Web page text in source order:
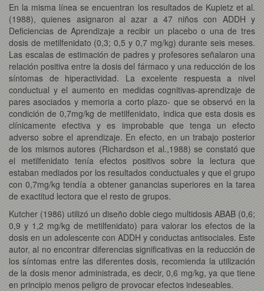
En la misma línea se encuentran los resultados de Kupietz et al.
(1988), quienes asignaron al azar a 47 niños con ADDH y
Deficiencias de Aprendizaje a recibir un placebo o una de tres
dosis de metilfenidato (0,3; 0,5 y 0,7 mg/kg) durante seis meses.
Las escalas de estimación de padres y profesores señalaron una
relación positiva entre la dosis del fármaco y una reducción de los
síntomas de hiperactividad. La excelente respuesta a nivel
conductual y el aumento en medidas cognitivas-aprendizaje de
pares asociados y memoria a corto plazo- que se observó en la
condición de 0,7mg/kg de metilfenidato, indica que esta dosis es
clínicamente efectiva y es improbable que tenga un efecto
adverso sobre el aprendizaje. En efecto, en un trabajo posterior
de los mismos autores (Richardson et al.,1988) se constató que
el metilfenidato tenía efectos positivos sobre la lectura que
estaban mediados por los resultados conductuales y que el grupo
con 0,7mg/kg tendía a obtener ganancias superiores en la tarea
de exactitud lectora que el resto de grupos.
Kutcher (1986) utilizó un diseño doble ciego multidosis ABAB (0,6;
0,9 y 1,2 mg/kg de metilfenidato) para valorar los efectos de la
dosis en un adolescente con ADDH y conductas antisociales. Este
autor, al no encontrar diferencias significativas en la reducción de
los síntomas entre las diferentes dosis, recomienda la utilización
de la dosis menor administrada, es decir, 0,6 mg/kg, ya que tiene
en principio menos peligro de provocar efectos indeseables.